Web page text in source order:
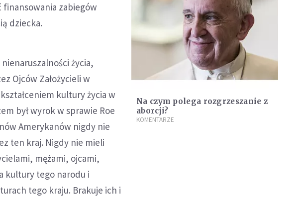
zabiegów
dziecka.
życia,
Ojców Założycieli w
kultury życia w
był wyrok w sprawie Roe
Amerykanów nigdy nie
ten kraj. Nigdy nie mieli
mężami, ojcami,
kultury tego narodu i
tego kraju. Brakuje ich i
Na czym polega rozgrzeszanie z
aborcji?
KOMENTARZE